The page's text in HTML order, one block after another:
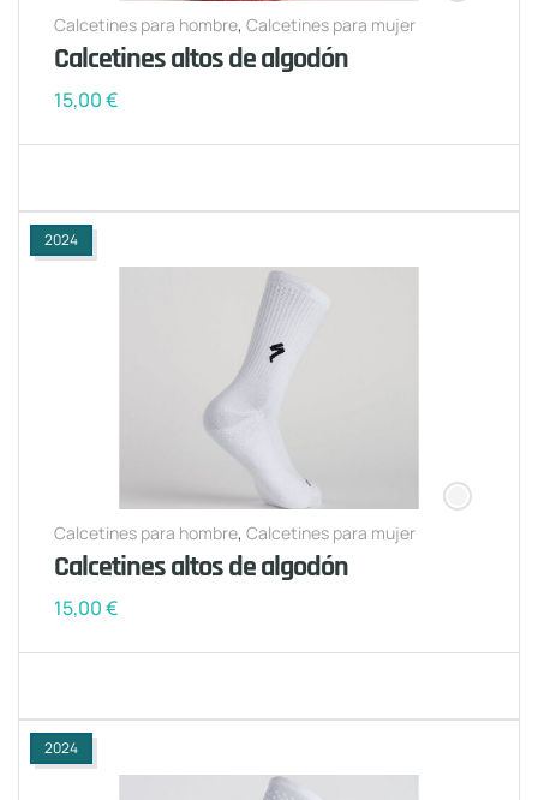
Calcetines para hombre, Calcetines para mujer
Calcetines altos de algodón
15,00€
2024
Calcetines para hombre, Calcetines para mujer
Calcetines altos de algodón
15,00€
2024